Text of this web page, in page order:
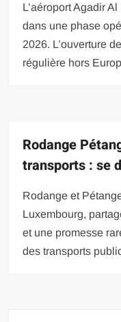
L’aéroport Agadir
dans une phase
2026. L’ouverture
régulière hors
Rodange
transports : se
Rodange et
Luxembourg,
et une promesse
des transports